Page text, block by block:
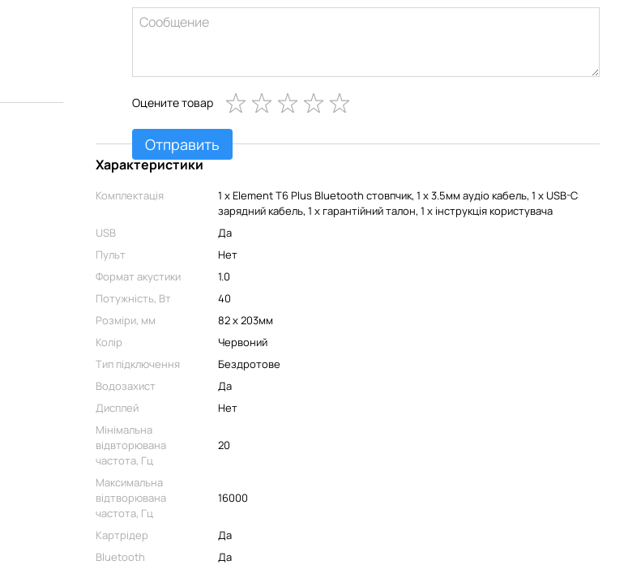
Оцените товар
Отправить
Характеристики
Комплектація
1 x Element T6 Plus Bluetooth стовпчик, 1 x 3.5мм аудіо кабель, 1 x USB-C
зарядний кабель, 1 x гарантійний талон, 1 x інструкція користувача
USB
Да
Пульт
Нет
Формат акустики
1.0
Потужність, Вт
40
Розміри, мм
82 x 203мм
Колір
Червоний
Тип підключення
Бездротове
Водозахист
Да
Дисплей
Нет
Мінімальна
відвторювана
частота, Гц
20
Максимальна
відтворювана
частота, Гц
16000
Картрідер
Да
Bluetooth
Да